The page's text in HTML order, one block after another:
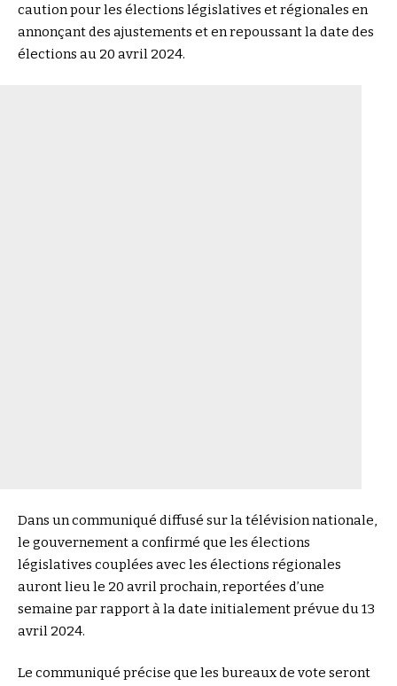
caution pour les élections législatives et régionales en
annonçant des ajustements et en repoussant la date des
élections au 20 avril 2024.
Dans un communiqué diffusé sur la télévision nationale,
le gouvernement a confirmé que les élections
législatives couplées avec les élections régionales
auront lieu le 20 avril prochain, reportées d’une
semaine par rapport à la date initialement prévue du 13
avril 2024.
Le communiqué précise que les bureaux de vote seront